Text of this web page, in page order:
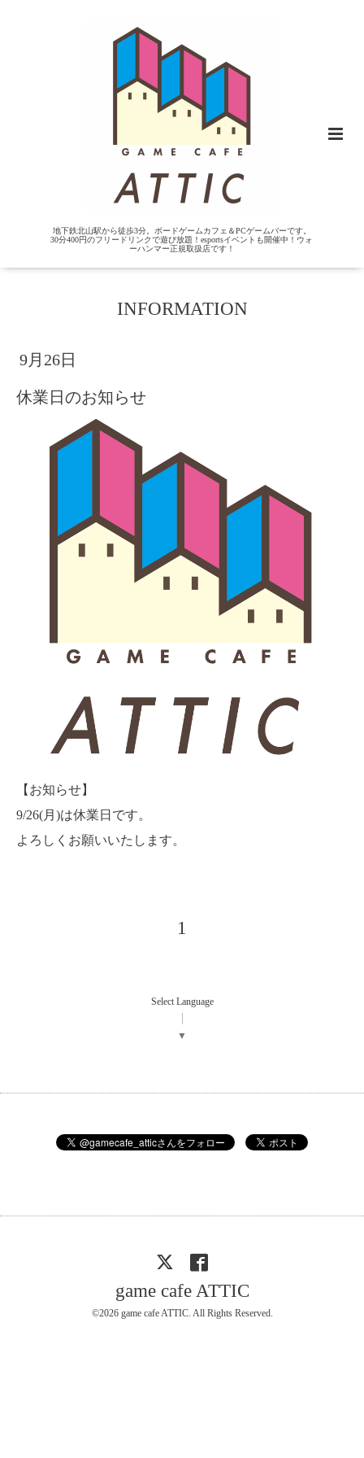
地下鉄北山駅から徒歩3分。ボードゲームカフェ＆PCゲームバーです。
30分400円のフリードリンクで遊び放題！esportsイベントも開催中！ウォ
ーハンマー正規取扱店です！
INFORMATION
9月26日
休業日のお知らせ
【お知らせ】
9/26(月)は休業日です。
よろしくお願いいたします。
1
Select Language
▼
game cafe ATTIC
©2026 game cafe ATTIC. All Rights Reserved.